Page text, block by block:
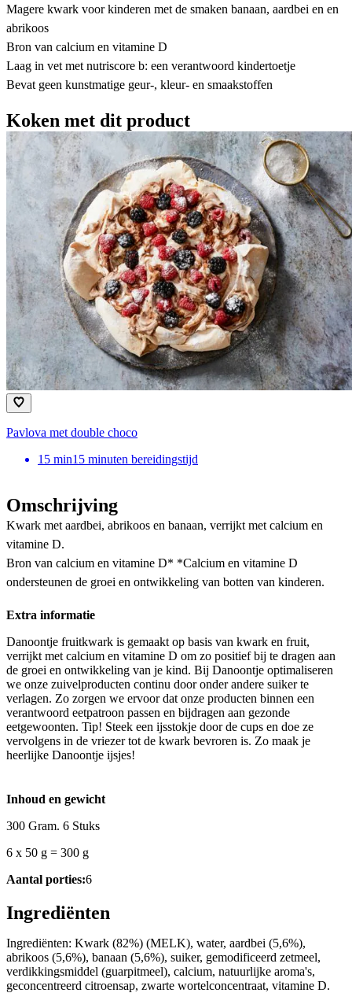
Magere kwark voor kinderen met de smaken banaan, aardbei en en
abrikoos
Bron van calcium en vitamine D
Laag in vet met nutriscore b: een verantwoord kindertoetje
Bevat geen kunstmatige geur-, kleur- en smaakstoffen
Koken met dit product
Pavlova met double choco
15 min15 minuten bereidingstijd
Omschrijving
Kwark met aardbei, abrikoos en banaan, verrijkt met calcium en
vitamine D.
Bron van calcium en vitamine D* *Calcium en vitamine D
ondersteunen de groei en ontwikkeling van botten van kinderen.
Extra informatie
Danoontje fruitkwark is gemaakt op basis van kwark en fruit,
verrijkt met calcium en vitamine D om zo positief bij te dragen aan
de groei en ontwikkeling van je kind. Bij Danoontje optimaliseren
we onze zuivelproducten continu door onder andere suiker te
verlagen. Zo zorgen we ervoor dat onze producten binnen een
verantwoord eetpatroon passen en bijdragen aan gezonde
eetgewoonten. Tip! Steek een ijsstokje door de cups en doe ze
vervolgens in de vriezer tot de kwark bevroren is. Zo maak je
heerlijke Danoontje ijsjes!
Inhoud en gewicht
300 Gram. 6 Stuks
6 x 50 g = 300 g
Aantal porties:6
Ingrediënten
Ingrediënten: Kwark (82%) (MELK), water, aardbei (5,6%),
abrikoos (5,6%), banaan (5,6%), suiker, gemodificeerd zetmeel,
verdikkingsmiddel (guarpitmeel), calcium, natuurlijke aroma's,
geconcentreerd citroensap, zwarte wortelconcentraat, vitamine D.